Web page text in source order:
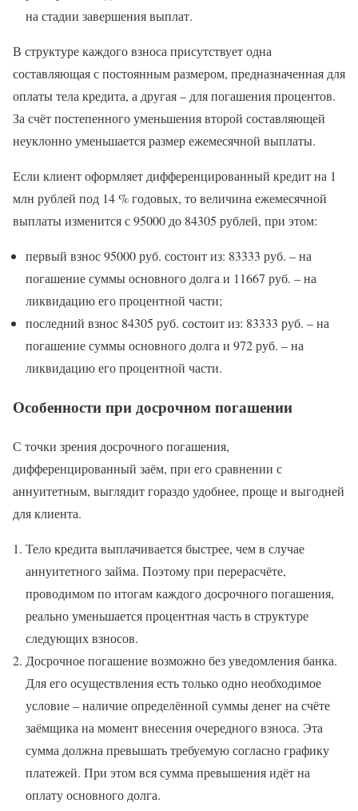
на стадии завершения выплат.
В структуре каждого взноса присутствует одна
составляющая с постоянным размером, предназначенная для
оплаты тела кредита, а другая – для погашения процентов.
За счёт постепенного уменьшения второй составляющей
неуклонно уменьшается размер ежемесячной выплаты.
Если клиент оформляет дифференцированный кредит на 1
млн рублей под 14 % годовых, то величина ежемесячной
выплаты изменится с 95000 до 84305 рублей, при этом:
первый взнос 95000 руб. состоит из: 83333 руб. – на
погашение суммы основного долга и 11667 руб. – на
ликвидацию его процентной части;
последний взнос 84305 руб. состоит из: 83333 руб. – на
погашение суммы основного долга и 972 руб. – на
ликвидацию его процентной части.
Особенности при досрочном погашении
С точки зрения досрочного погашения,
дифференцированный заём, при его сравнении с
аннуитетным, выглядит гораздо удобнее, проще и выгодней
для клиента.
Тело кредита выплачивается быстрее, чем в случае
аннуитетного займа. Поэтому при перерасчёте,
проводимом по итогам каждого досрочного погашения,
реально уменьшается процентная часть в структуре
следующих взносов.
Досрочное погашение возможно без уведомления банка.
Для его осуществления есть только одно необходимое
условие – наличие определённой суммы денег на счёте
заёмщика на момент внесения очередного взноса. Эта
сумма должна превышать требуемую согласно графику
платежей. При этом вся сумма превышения идёт на
оплату основного долга.